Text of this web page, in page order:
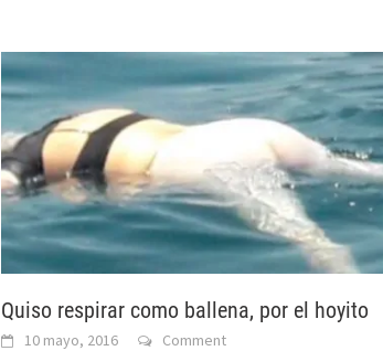
Quiso respirar como ballena, por el hoyito
10 mayo, 2016 Comment